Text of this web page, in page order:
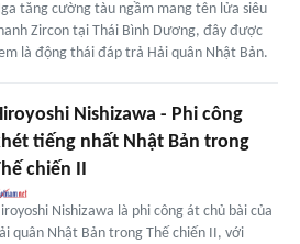
tăng cường tàu ngầm mang tên lửa siêu
Zircon tại Thái Bình Dương, đây được
là động thái đáp trả Hải quân Nhật Bản.
Nishizawa - Phi công
tiếng nhất Nhật Bản trong
chiến II
Nishizawa là phi công át chủ bài của
quân Nhật Bản trong Thế chiến II, với